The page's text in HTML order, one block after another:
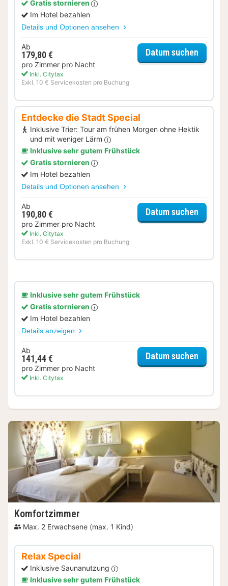
Gratis stornieren
Im Hotel bezahlen
Details und Optionen ansehen
Ab
179,80 €
pro Zimmer pro Nacht
Inkl. Citytax
Exkl. 10 € Servicekosten pro Buchung
Datum suchen
Entdecke die Stadt Special
Inklusive Trier: Tour am frühen Morgen ohne Hektik
und mit weniger Lärm
Inklusive sehr gutem Frühstück
Gratis stornieren
Im Hotel bezahlen
Details und Optionen ansehen
Ab
190,80 €
pro Zimmer pro Nacht
Inkl. Citytax
Exkl. 10 € Servicekosten pro Buchung
Datum suchen
Inklusive sehr gutem Frühstück
Gratis stornieren
Im Hotel bezahlen
Details anzeigen
Ab
141,44 €
pro Zimmer pro Nacht
Inkl. Citytax
Datum suchen
Komfortzimmer
Max. 2 Erwachsene (max. 1 Kind)
Relax Special
Inklusive Saunanutzung
Inklusive sehr gutem Frühstück